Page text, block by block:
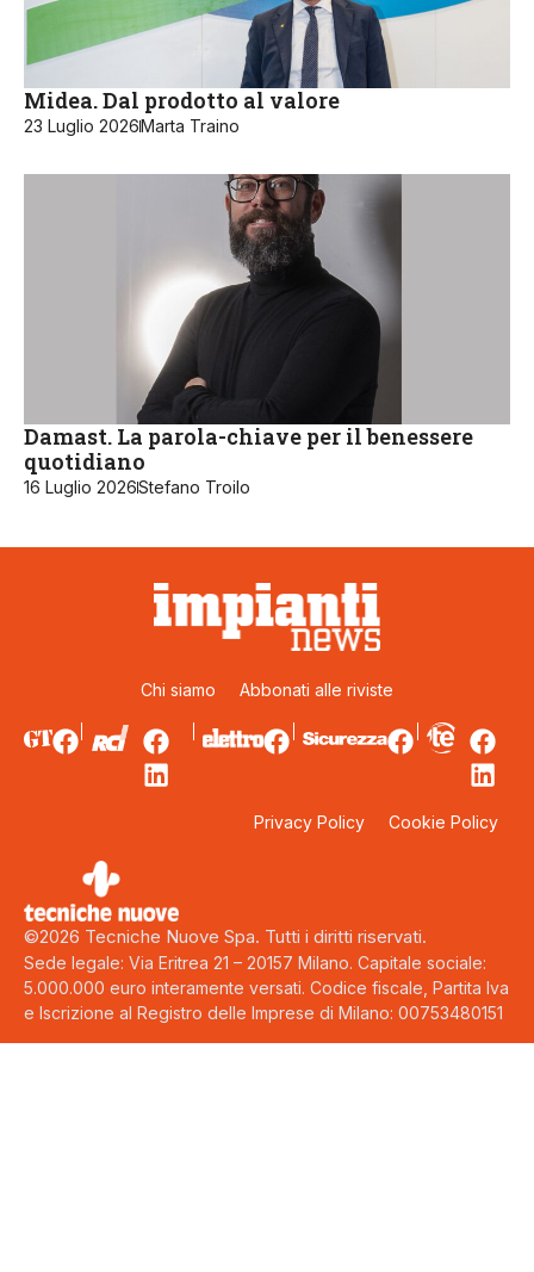
Midea. Dal prodotto al valore
23 Luglio 2026Marta Traino
Damast. La parola-chiave per il benessere
quotidiano
16 Luglio 2026Stefano Troilo
Chi siamo Abbonati alle riviste
Privacy Policy Cookie Policy
©2026 Tecniche Nuove Spa. Tutti i diritti riservati.
Sede legale: Via Eritrea 21 – 20157 Milano. Capitale sociale:
5.000.000 euro interamente versati. Codice fiscale, Partita Iva
e Iscrizione al Registro delle Imprese di Milano: 00753480151